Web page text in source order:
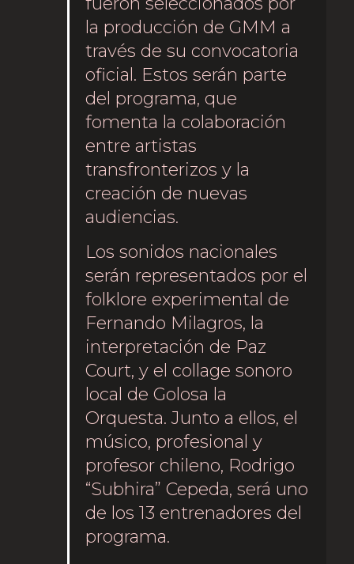
la producción de GMM a
través de su convocatoria
oficial. Estos serán parte
del programa, que
fomenta la colaboración
entre artistas
transfronterizos y la
creación de nuevas
audiencias.
Los sonidos nacionales
serán representados por el
folklore experimental de
Fernando Milagros, la
interpretación de Paz
Court, y el collage sonoro
local de Golosa la
Orquesta. Junto a ellos, el
músico, profesional y
profesor chileno, Rodrigo
“Subhira” Cepeda, será uno
de los 13 entrenadores del
programa.